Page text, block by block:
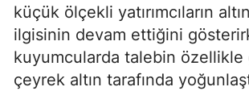
küçük ölçekli yatırımcıların
ilgisinin devam ettiğini
kuyumcularda talebin özellikle
çeyrek altın tarafında